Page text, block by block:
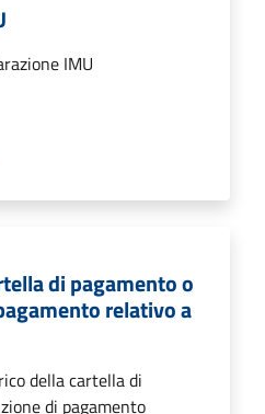
IMU
di pagamento o
relativo a
della cartella di
di pagamento